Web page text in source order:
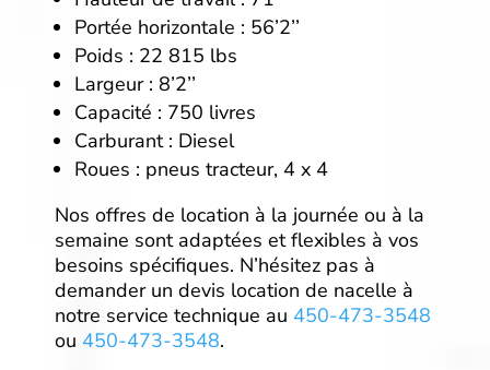
Portée horizontale : 56’2’’
Poids : 22 815 lbs
Largeur : 8’2’’
Capacité : 750 livres
Carburant : Diesel
Roues : pneus tracteur, 4 x 4
Nos offres de location à la journée ou à la
semaine sont adaptées et flexibles à vos
besoins spécifiques. N’hésitez pas à
demander un devis location de nacelle à
notre service technique au 450-473-3548
ou 450-473-3548.